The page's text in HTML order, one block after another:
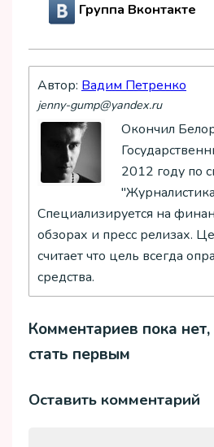
Группа Вконтакте
Автор: Вадим Петренко
jenny-gump@yandex.ru
Окончил
2012 году по
Специализируется на
обзорах и пресс релизах.
считает что цель всегда
средства.
Комментариев пока
стать первым
Оставить комментарий